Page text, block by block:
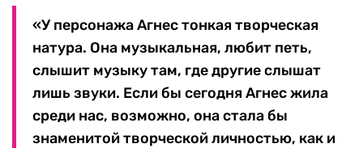
«У персонажа Агнес тонкая творческая
натура. Она музыкальная, любит петь,
слышит музыку там, где другие слышат
лишь звуки. Если бы сегодня Агнес жила
среди нас, возможно, она стала бы
знаменитой творческой личностью, как и